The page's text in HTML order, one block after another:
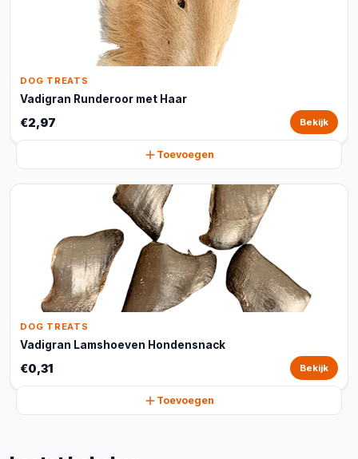
DOG TREATS
Vadigran Runderoor met Haar
€2,97 Bekijk
Toevoegen
DOG TREATS
Vadigran Lamshoeven Hondensnack
€0,31 Bekijk
Toevoegen